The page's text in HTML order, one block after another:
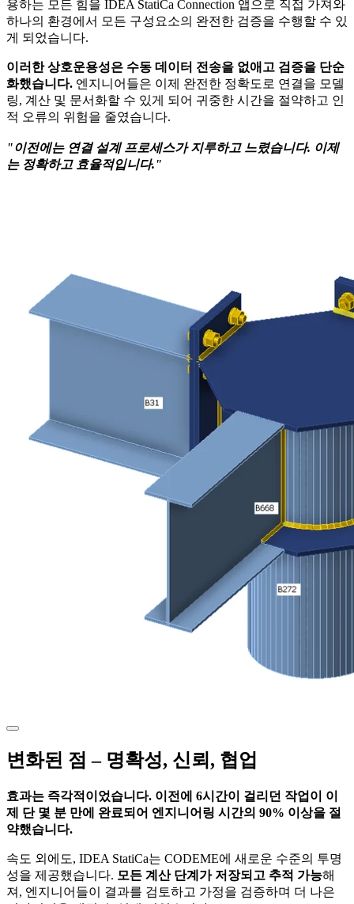
용하는 모든 힘을 IDEA StatiCa Connection 앱으로 직접 가져와
하나의 환경에서 모든 구성요소의 완전한 검증을 수행할 수 있
게 되었습니다.
이러한 상호운용성은 수동 데이터 전송을 없애고 검증을 단순
화했습니다. 엔지니어들은 이제 완전한 정확도로 연결을 모델
링, 계산 및 문서화할 수 있게 되어 귀중한 시간을 절약하고 인
적 오류의 위험을 줄였습니다.
"이전에는 연결 설계 프로세스가 지루하고 느렸습니다. 이제
는 정확하고 효율적입니다."
변화된 점 – 명확성, 신뢰, 협업
효과는 즉각적이었습니다. 이전에 6시간이 걸리던 작업이 이
제 단 몇 분 만에 완료되어 엔지니어링 시간의 90% 이상을 절
약했습니다.
속도 외에도, IDEA StatiCa는 CODEME에 새로운 수준의 투명
성을 제공했습니다. 모든 계산 단계가 저장되고 추적 가능해
져, 엔지니어들이 결과를 검토하고 가정을 검증하며 더 나은